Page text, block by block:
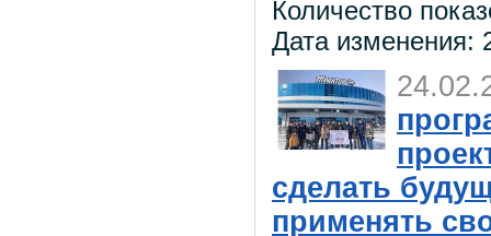
Количество
Дата изменения:
сделать
применять